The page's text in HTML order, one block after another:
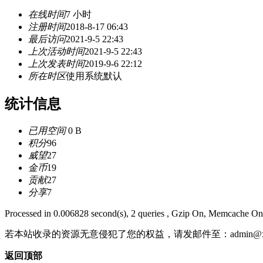
在线时间7 小时
注册时间2018-8-17 06:43
最后访问2021-9-5 22:43
上次活动时间2021-9-5 22:43
上次发表时间2019-9-6 22:12
所在时区使用系统默认
统计信息
已用空间0 B
积分96
威望27
金币19
贡献27
分享7
Processed in 0.006828 second(s), 2 queries , Gzip On, Memcache
若本站收录的资源无意侵犯了您的权益，请发邮件至：
返回顶部